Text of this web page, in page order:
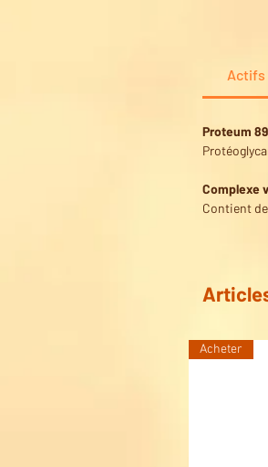
Actifs
Proteum
Complexe
Contient
Acheter